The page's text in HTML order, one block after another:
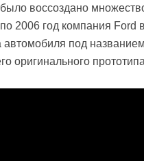
воссоздано
2006 год компания Ford
под названием
оригинального